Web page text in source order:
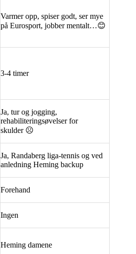
Varmer opp, spiser godt, ser mye
på Eurosport, jobber mentalt…😊
3-4 timer
Ja, tur og jogging,
rehabiliteringsøvelser for
skulder ☹
Ja, Randaberg liga-tennis og ved
anledning Heming backup
Forehand
Ingen
Heming damene